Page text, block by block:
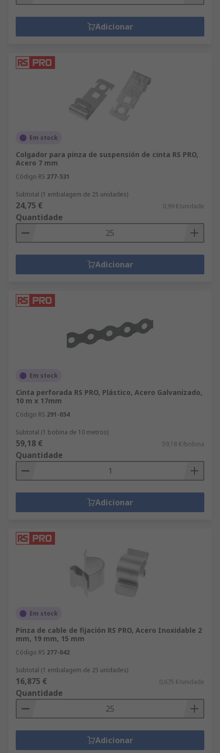
Adicionar
Em stock
Colgador para pinza de suspensión de cinta RS PRO,
Acero 7 mm
Código RS 277-531
Subtotal (1 embalagem de 25 unidades)
24,75 € 0,99 €/unidade
Quantidade
Adicionar
Em stock
Cinta perforada RS PRO, Plástico, Acero Galvanizado,
10 m x 17mm
Código RS 291-054
Subtotal (1 bobina de 10 metros)
59,18 € 59,18 €/bobina
Quantidade
Adicionar
Em stock
Pinza de cable de fijación RS PRO, Acero Inoxidable 2
mm, 19 mm, 15 mm
Código RS 277-042
Subtotal (1 embalagem de 25 unidades)
16,875 € 0,675 €/unidade
Quantidade
Adicionar